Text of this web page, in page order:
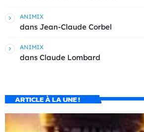
ANIMIX
dans Jean-Claude Corbel
ANIMIX
dans Claude Lombard
ARTICLE À LA UNE !